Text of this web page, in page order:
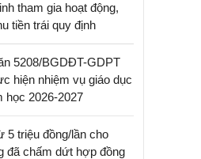
tham gia hoạt động,
tiền trái quy định
5208/BGDĐT-GDPT
hiện nhiệm vụ giáo dục
học 2026-2027
5 triệu đồng/lần cho
đã chấm dứt hợp đồng